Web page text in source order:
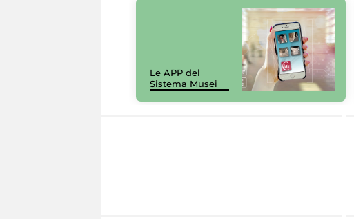
Le APP del
Sistema Musei